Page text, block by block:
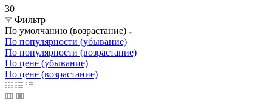
30
Фильтр
По умолчанию (возрастание)
По популярности (убывание)
По популярности (возрастание)
По цене (убывание)
По цене (возрастание)